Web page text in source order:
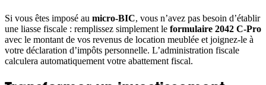
Si vous êtes imposé au micro-BIC, vous n’avez pas besoin d’établir
une liasse fiscale : remplissez simplement le formulaire 2042 C-Pro
avec le montant de vos revenus de location meublée et joignez-le à
votre déclaration d’impôts personnelle. L’administration fiscale
calculera automatiquement votre abattement fiscal.